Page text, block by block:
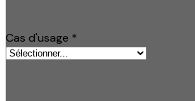
Cas d'usage *